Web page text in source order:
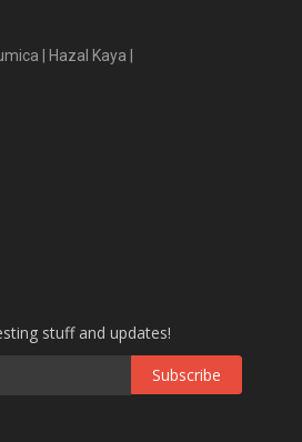
| Hazal Kaya |
stuff and updates!
Subscribe